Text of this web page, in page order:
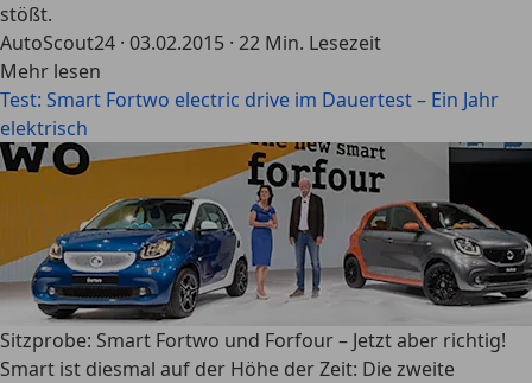
stößt.
AutoScout24 · 03.02.2015 · 22 Min. Lesezeit
Mehr lesen
Test: Smart Fortwo electric drive im Dauertest – Ein Jahr
elektrisch
Sitzprobe: Smart Fortwo und Forfour – Jetzt aber richtig!
Smart ist diesmal auf der Höhe der Zeit: Die zweite